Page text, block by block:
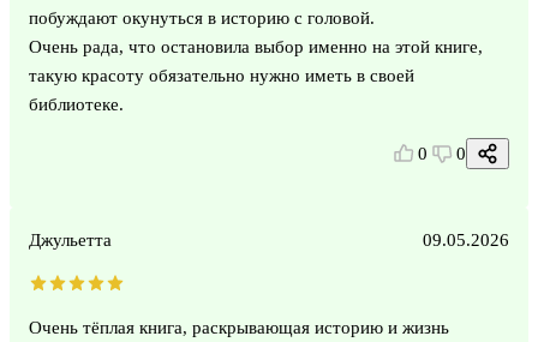
побуждают окунуться в историю с головой.
Очень рада, что остановила выбор именно на этой книге,
такую красоту обязательно нужно иметь в своей
библиотеке.
0 0
Джульетта 09.05.2026
Очень тёплая книга, раскрывающая историю и жизнь